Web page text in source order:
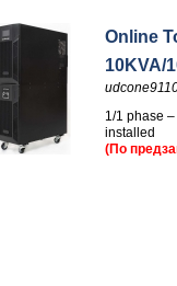
Online
10KVA/
1/1 phase
installed
(По